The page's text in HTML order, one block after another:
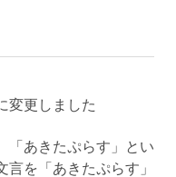
変更しました
「あきたぷらす」とい
を「あきたぷらす」